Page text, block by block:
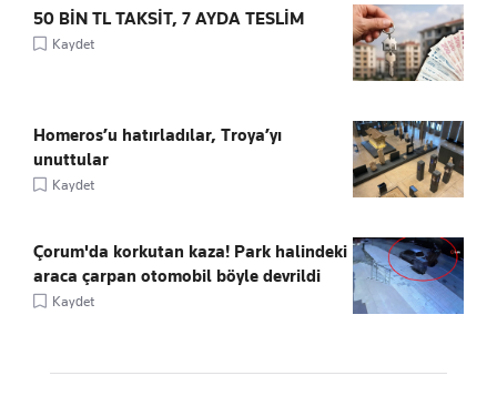
50 BİN TL TAKSİT, 7 AYDA TESLİM
Kaydet
Homeros’u hatırladılar, Troya’yı
unuttular
Kaydet
Çorum'da korkutan kaza! Park halindeki
araca çarpan otomobil böyle devrildi
Kaydet